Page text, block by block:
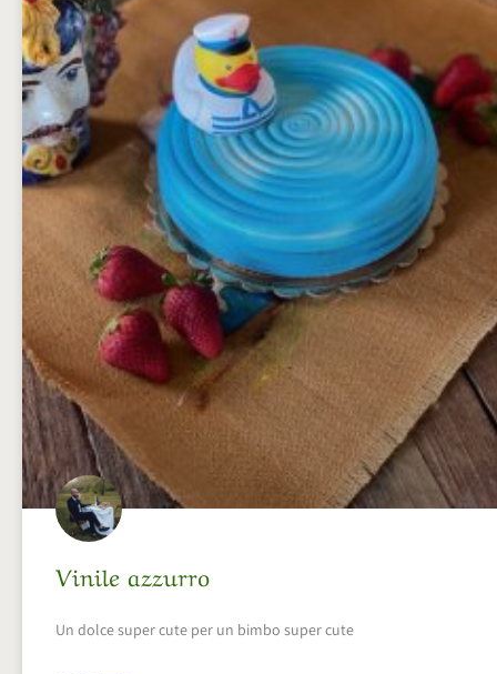
Vinile azzurro
Un dolce super cute per un bimbo super cute